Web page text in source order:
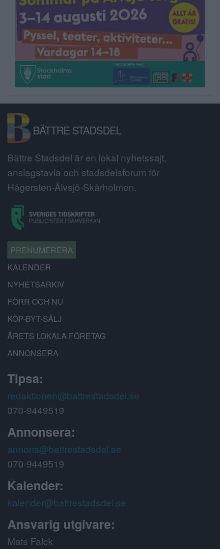
BÄTTRE STADSDEL
Bättre Stadsdel är en lokal nyhetssajt,
anslagstavla och stadsdelsforum för
Hägersten-Älvsjö-Skärholmen.
PRENUMERERA
KALENDER
NYHETSARKIV
FÖRR OCH NU
KÖP-BYT-SÄLJ
ÅRETS LOKALA FÖRETAG
ANNONSERA
Tipsa:
redaktionen@battrestadsdel.se
070-9449519
Annonsera:
annons@battrestadsdel.se
070-9449519
Kalender:
kalender@battrestadsdel.se
Ansvarig utgivare:
Mats Falck